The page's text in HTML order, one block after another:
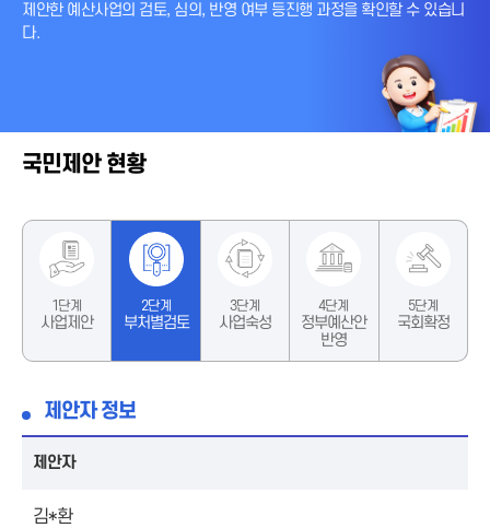
제안한 예산사업의 검토, 심의, 반영 여부 등진행 과정을 확인할 수 있습니
다.
국민제안 현황
1단계
사업제안
2단계
부처별검토
3단계
사업숙성
4단계
정부예산안
반영
5단계
국회확정
제안자 정보
제안자
김*환